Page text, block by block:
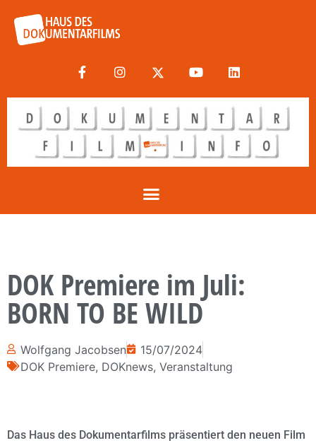
DOK Premiere im Juli:
BORN TO BE WILD
Wolfgang Jacobsen
15/07/2024
DOK Premiere, DOKnews, Veranstaltung
Das Haus des Dokumentarfilms präsentiert den neuen Film